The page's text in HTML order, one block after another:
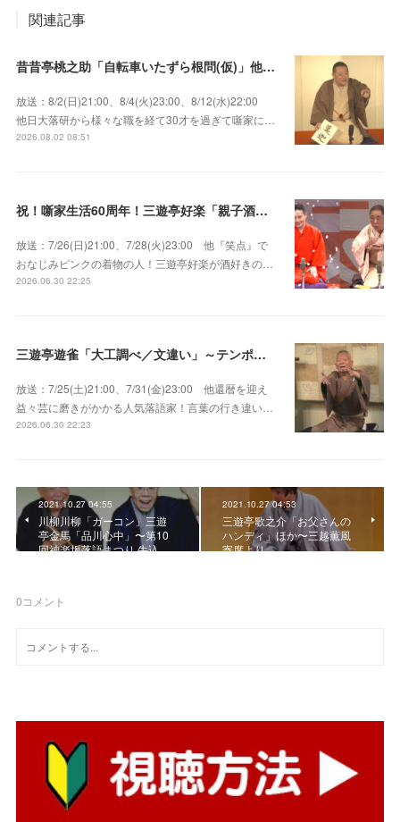
関連記事
昔昔亭桃之助「自転車いたずら根問(仮)」他～師匠・桃太郎のいない初めての桜の季節の独演会！
放送：8/2(日)21:00、8/4(火)23:00、8/12(水)22:00
他日大落研から様々な職を経て30才を過ぎて噺家に…
2026.08.02 08:51
祝！噺家生活60周年！三遊亭好楽「親子酒」錦笑亭満堂「桜ん坊」～満堂フェス2026
放送：7/26(日)21:00、7/28(火)23:00 他『笑点』で
おなじみピンクの着物の人！三遊亭好楽が酒好きの…
2026.06.30 22:25
三遊亭遊雀「大工調べ／文違い」～テンポよくたたみかける語り口で人気・実力とも屈指！
放送：7/25(土)21:00、7/31(金)23:00 他還暦を迎え
益々芸に磨きがかかる人気落語家！言葉の行き違い…
2026.06.30 22:23
2021.10.27 04:55
川柳川柳「ガーコン」三遊
亭金馬「品川心中」〜第10
回神楽坂落語まつり 牛込…
2021.10.27 04:53
三遊亭歌之介「お父さんの
ハンディ」ほか〜三越薫風
寄席より
0コメント